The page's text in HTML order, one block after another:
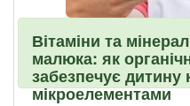
Вітаміни та
малюка: як
забезпечує дитину
мікроелементами